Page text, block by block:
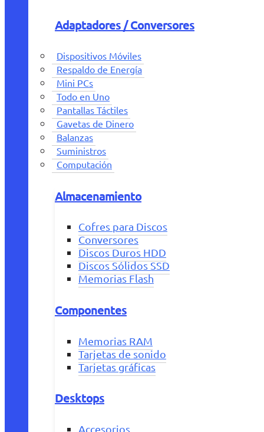
Adaptadores / Conversores
Dispositivos Móviles
Respaldo de Energía
Mini PCs
Todo en Uno
Pantallas Táctiles
Gavetas de Dinero
Balanzas
Suministros
Computación
Almacenamiento
Cofres para Discos
Conversores
Discos Duros HDD
Discos Sólidos SSD
Memorias Flash
Componentes
Memorias RAM
Tarjetas de sonido
Tarjetas gráficas
Desktops
Accesorios